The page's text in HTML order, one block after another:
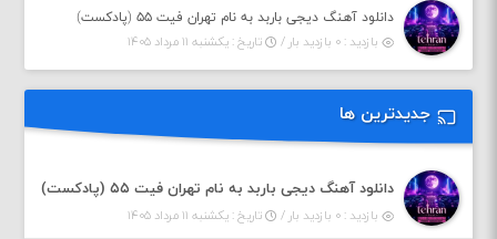
دانلود آهنگ دیجی باربد به نام تهران فیت ۵۵ (پادکست)
بازدید : ۰ بازدید بار /
تاریخ : یکشنبه ۱۱ مرداد ۱۴۰۵
جدیدترین ها
دانلود آهنگ دیجی باربد به نام تهران فیت ۵۵ (پادکست)
بازدید : ۰ بازدید بار / تاریخ : یکشنبه ۱۱ مرداد ۱۴۰۵